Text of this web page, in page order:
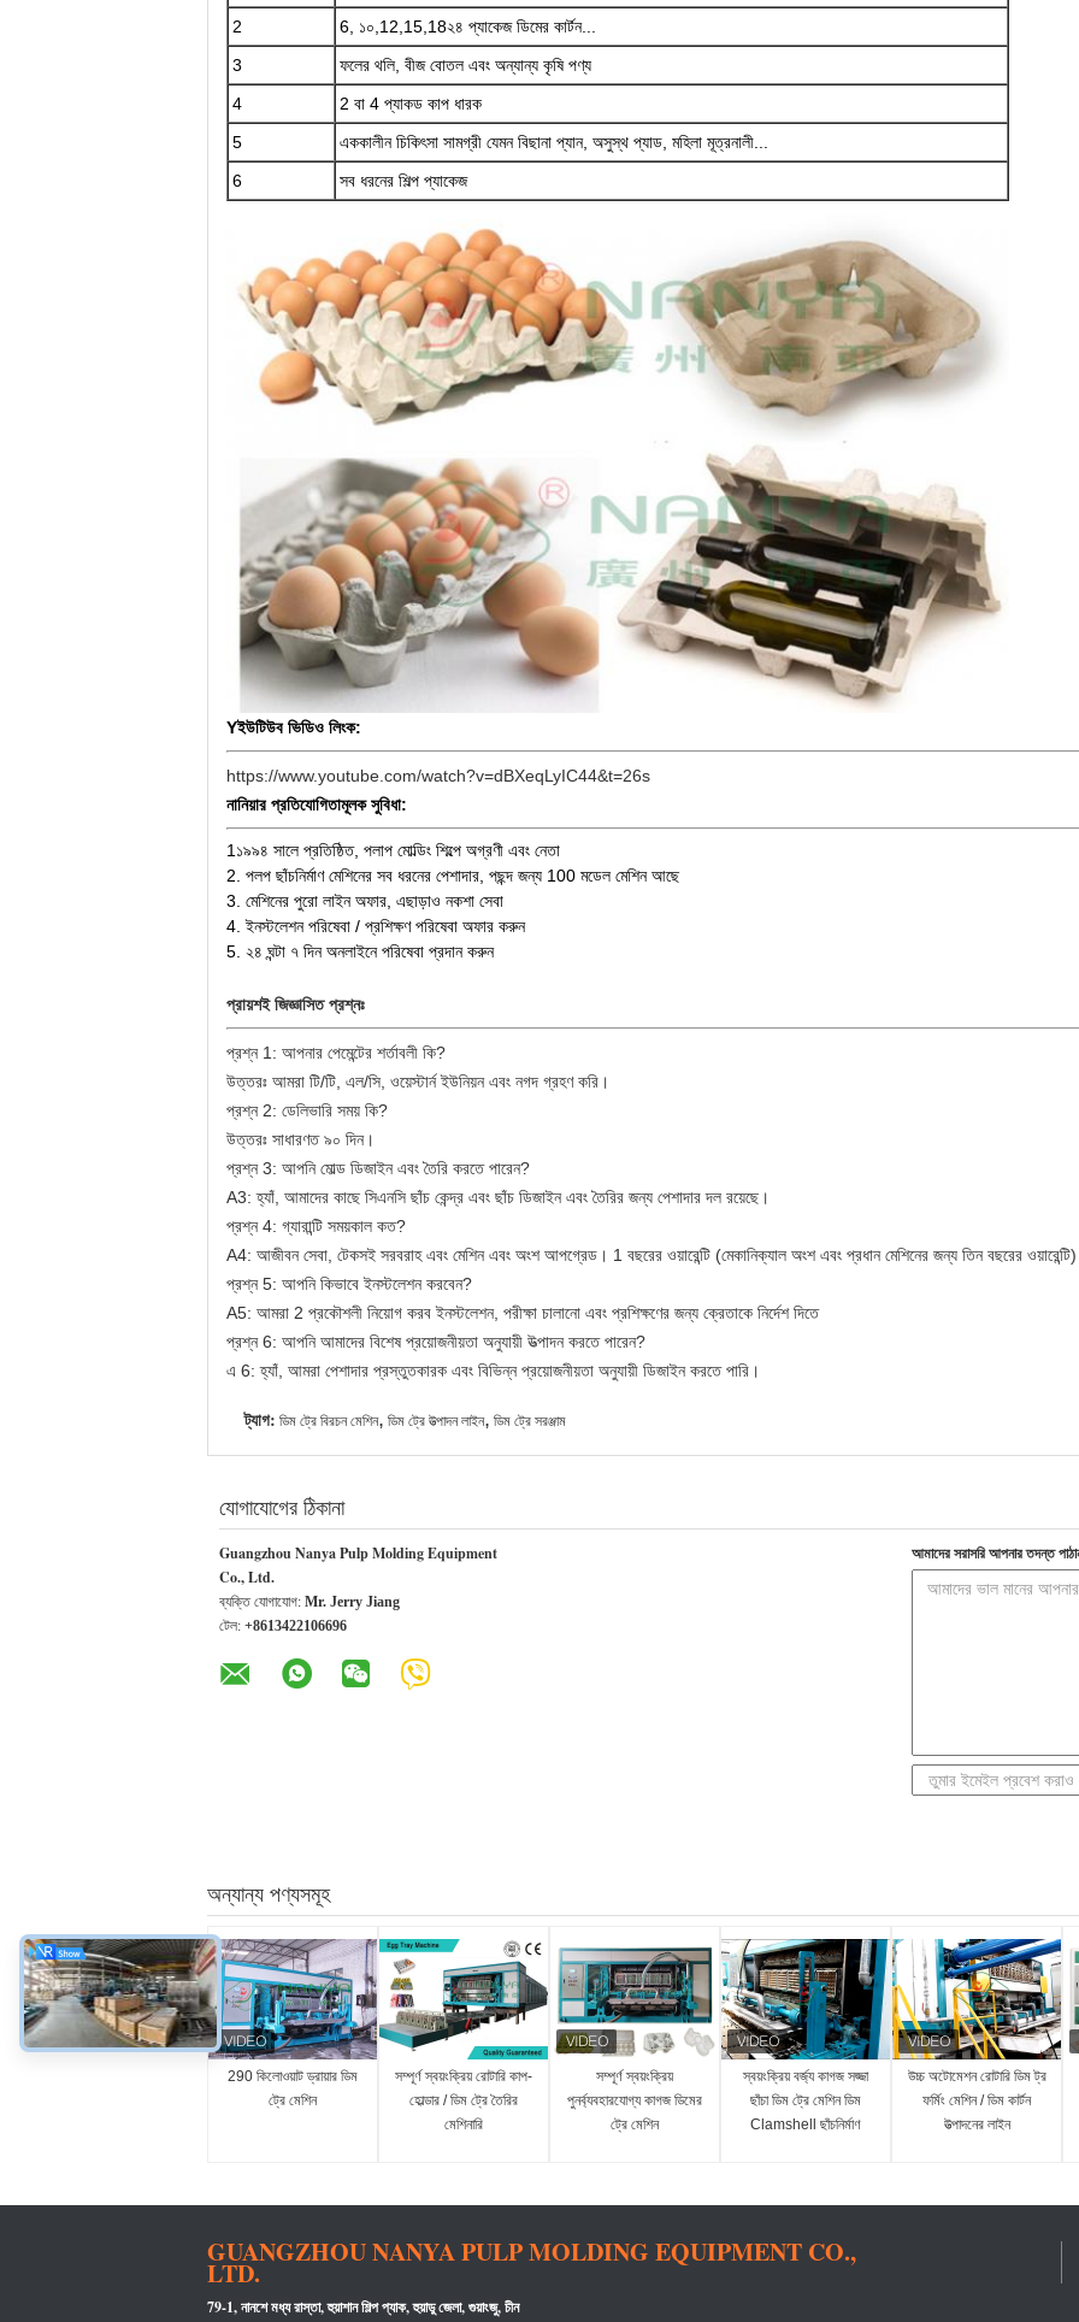
2
6, ১০,12,15,18২৪ প্যাকেজ ডিমের কার্টন...
3
ফলের থলি, বীজ বোতল এবং অন্যান্য কৃষি পণ্য
4
2 বা 4 প্যাকড কাপ ধারক
5
এককালীন চিকিৎসা সামগ্রী যেমন বিছানা প্যান, অসুস্থ প্যাড, মহিলা মূত্রনালী...
6
সব ধরনের শিল্প প্যাকেজ
Yইউটিউব ভিডিও লিংক:
https://www.youtube.com/watch?v=dBXeqLyIC44&t=26s
নানিয়ার প্রতিযোগিতামূলক সুবিধা:
1১৯৯৪ সালে প্রতিষ্ঠিত, পলাপ মোল্ডিং শিল্পে অগ্রণী এবং নেতা
2. পলপ ছাঁচনির্মাণ মেশিনের সব ধরনের পেশাদার, পছন্দ জন্য 100 মডেল মেশিন আছে
3. মেশিনের পুরো লাইন অফার, এছাড়াও নকশা সেবা
4. ইনস্টলেশন পরিষেবা / প্রশিক্ষণ পরিষেবা অফার করুন
5. ২৪ ঘন্টা ৭ দিন অনলাইনে পরিষেবা প্রদান করুন
প্রায়শই জিজ্ঞাসিত প্রশ্নঃ
প্রশ্ন 1: আপনার পেমেন্টের শর্তাবলী কি?
উত্তরঃ আমরা টি/টি, এল/সি, ওয়েস্টার্ন ইউনিয়ন এবং নগদ গ্রহণ করি।
প্রশ্ন 2: ডেলিভারি সময় কি?
উত্তরঃ সাধারণত ৯০ দিন।
প্রশ্ন 3: আপনি মোল্ড ডিজাইন এবং তৈরি করতে পারেন?
A3: হ্যাঁ, আমাদের কাছে সিএনসি ছাঁচ কেন্দ্র এবং ছাঁচ ডিজাইন এবং তৈরির জন্য পেশাদার দল রয়েছে।
প্রশ্ন 4: গ্যারান্টি সময়কাল কত?
A4: আজীবন সেবা, টেকসই সরবরাহ এবং মেশিন এবং অংশ আপগ্রেড। 1 বছরের ওয়ারেন্টি (মেকানিক্যাল অংশ এবং প্রধান মেশিনের জন্য তিন বছরের
প্রশ্ন 5: আপনি কিভাবে ইনস্টলেশন করবেন?
A5: আমরা 2 প্রকৌশলী নিয়োগ করব ইনস্টলেশন, পরীক্ষা চালানো এবং প্রশিক্ষণের জন্য ক্রেতাকে নির্দেশ দিতে
প্রশ্ন 6: আপনি আমাদের বিশেষ প্রয়োজনীয়তা অনুযায়ী উত্পাদন করতে পারেন?
এ 6: হ্যাঁ, আমরা পেশাদার প্রস্তুতকারক এবং বিভিন্ন প্রয়োজনীয়তা অনুযায়ী ডিজাইন করতে পারি।
ট্যাগ: ডিম ট্রে বিরচন মেশিন, ডিম ট্রে উত্পাদন লাইন, ডিম ট্রে সরঞ্জাম
যোগাযোগের ঠিকানা
Guangzhou Nanya Pulp Molding Equipment
Co., Ltd.
ব্যক্তি যোগাযোগ: Mr. Jerry Jiang
টেল: +8613422106696
আমাদের সরাসরি আপনার তদন্ত
অন্যান্য পণ্যসমূহ
290 কিলোওয়াট ড্রায়ার ডিম
ট্রে মেশিন
সম্পূর্ণ স্বয়ংক্রিয় রোটারি কাপ-
হোল্ডার / ডিম ট্রে তৈরির
মেশিনারি
সম্পূর্ণ স্বয়ংক্রিয়
পুনর্ব্যবহারযোগ্য কাগজ ডিমের
ট্রে মেশিন
স্বয়ংক্রিয় বর্জ্য কাগজ সজ্জা
ছাঁচা ডিম ট্রে মেশিন ডিম
Clamshell ছাঁচনির্মাণ
উচ্চ অটোমেশন রোটারি ডিম ট্র
ফর্মিং মেশিন / ডিম কার্টন
উত্পাদনের লাইন
GUANGZHOU NANYA PULP MOLDING EQUIPMENT CO.,
LTD.
79-1, নানশে মধ্য রাস্তা, হুয়াশান শিল্প প্যাক, হুয়াডু জেলা, গুয়াংজু, চীন